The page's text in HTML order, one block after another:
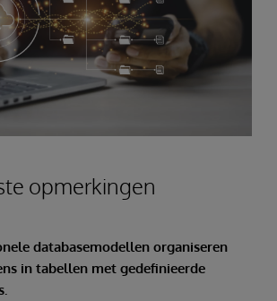
opmerkingen
databasemodellen organiseren
in tabellen met gedefinieerde